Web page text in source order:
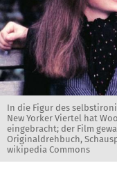
In die Figur des
New Yorker Viertel hat
eingebracht; der Film
Originaldrehbuch,
wikipedia Commons